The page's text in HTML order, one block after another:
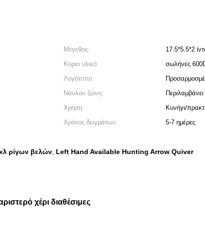
Μέγεθος:
17.5*5.5*2
Κύριο υλικό:
σωλήνες
Λογότυπο:
Νάυλον ζώνη:
Περιλαμβάνει
Χρήση:
Κυνήγι/
Χρόνος δειγμάτων:
5-7 ημέρες
ρίγων βελών, Left Hand Available Hunting Arrow Quiver
χέρι διαθέσιμες